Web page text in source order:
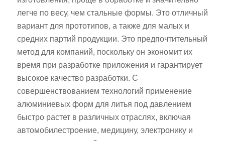
легче по весу, чем стальные формы. Это отличный
вариант для прототипов, а также для малых и
средних партий продукции. Это предпочтительный
метод для компаний, поскольку он экономит их
время при разработке приложения и гарантирует
высокое качество разработки. С
совершенствованием технологий применение
алюминиевых форм для литья под давлением
быстро растет в различных отраслях, включая
автомобилестроение, медицину, электронику и